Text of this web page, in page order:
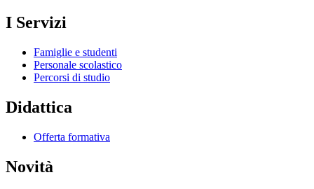
I Servizi
Famiglie e studenti
Personale scolastico
Percorsi di studio
Didattica
Offerta formativa
Novità